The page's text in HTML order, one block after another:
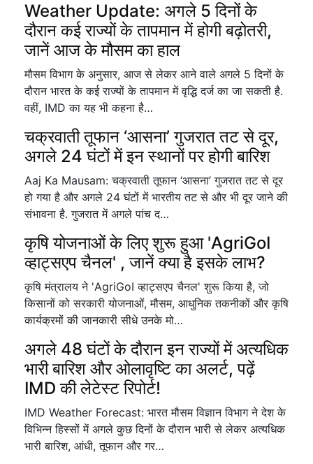
Weather Update: अगले 5 दिनों के
दौरान कई राज्यों के तापमान में होगी बढ़ोतरी,
जानें आज के मौसम का हाल
मौसम विभाग के अनुसार, आज से लेकर आने वाले अगले 5 दिनों के
दौरान भारत के कई राज्यों के तापमान में वृद्धि दर्ज का जा सकती है.
वहीं, IMD का यह भी कहना है…
चक्रवाती तूफान ‘आसना’ गुजरात तट से दूर,
अगले 24 घंटों में इन स्थानों पर होगी बारिश
Aaj Ka Mausam: चक्रवाती तूफान ‘आसना’ गुजरात तट से दूर
हो गया है और अगले 24 घंटों में भारतीय तट से और भी दूर जाने की
संभावना है. गुजरात में अगले पांच द…
कृषि योजनाओं के लिए शुरू हुआ 'AgriGoI
व्हाट्सएप चैनल' , जानें क्या है इसके लाभ?
कृषि मंत्रालय ने 'AgriGoI व्हाट्सएप चैनल' शुरू किया है, जो
किसानों को सरकारी योजनाओं, मौसम, आधुनिक तकनीकों और कृषि
कार्यक्रमों की जानकारी सीधे उनके मो…
अगले 48 घंटों के दौरान इन राज्यों में अत्यधिक
भारी बारिश और ओलावृष्टि का अलर्ट, पढ़ें
IMD की लेटेस्ट रिपोर्ट!
IMD Weather Forecast: भारत मौसम विज्ञान विभाग ने देश के
विभिन्न हिस्सों में अगले कुछ दिनों के दौरान भारी से लेकर अत्यधिक
भारी बारिश, आंधी, तूफान और गर…